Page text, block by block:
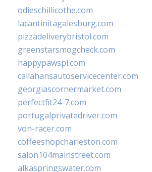
odieschillicothe.com
lacantinitagalesburg.com
pizzadeliverybristol.com
greenstarsmogcheck.com
happypawspl.com
callahansautoservicecenter.com
georgiascornermarket.com
perfectfit24-7.com
portugalprivatedriver.com
von-racer.com
coffeeshopcharleston.com
salon104mainstreet.com
alkaspringswater.com